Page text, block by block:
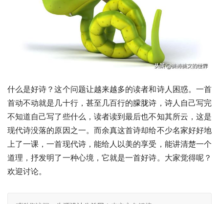
什么是好诗？这个问题让越来越多的读者和诗人困惑。一首
首动不动就是几十行，甚至几百行的朦胧诗，诗人自己写完
不知道自己写了些什么，读者读到最后也不知其所云，这是
现代诗没落的原因之一。而余真这首诗却给不少名家好好地
上了一课，一首现代诗，能给人以美的享受，能讲清楚一个
道理，抒发明了一种心境，它就是一首好诗。大家觉得呢？
欢迎讨论。